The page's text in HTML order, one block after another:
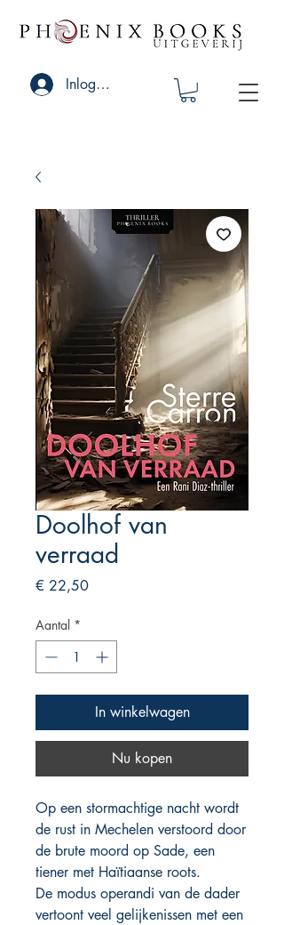
Inloggen
Doolhof van
verraad
€ 22,50Prijs
Aantal *
In winkelwagen
Nu kopen
Op een stormachtige nacht wordt
de rust in Mechelen verstoord door
de brute moord op Sade, een
tiener met Haïtiaanse roots.
De modus operandi van de dader
vertoont veel gelijkenissen met een